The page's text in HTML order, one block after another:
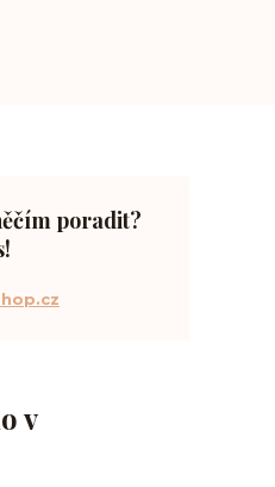
v
poradit?